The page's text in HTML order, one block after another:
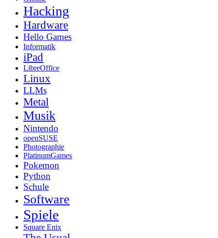
Hacking
Hardware
Hello Games
Informatik
iPad
LibreOffice
Linux
LLMs
Metal
Musik
Nintendo
openSUSE
Photographie
PlatinumGames
Pokemon
Python
Schule
Software
Spiele
Square Enix